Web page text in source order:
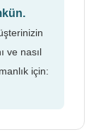
ve nasıl
için: